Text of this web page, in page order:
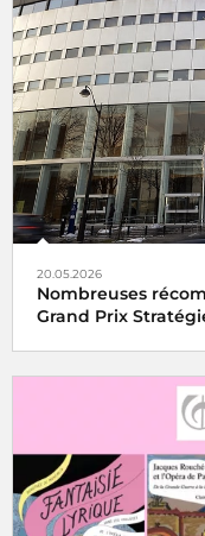
20.05.2026
Nombreuses
Grand Prix